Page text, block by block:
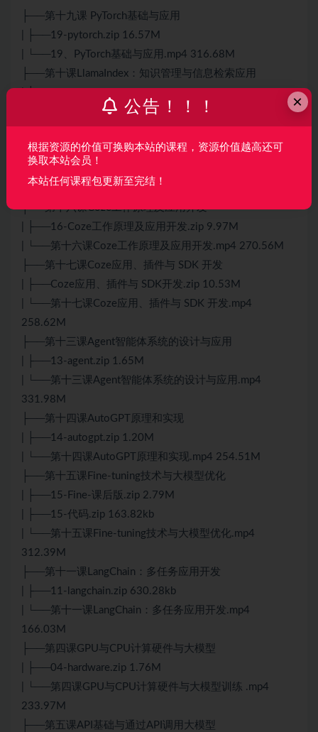
├──第十九课 PyTorch基础与应用
| ├──19-pytorch.zip 16.57M
| └──19、PyTorch基础与应用.mp4 316.68M
├──第十课LlamaIndex：知识管理与信息检索应用
| ├──10-llamaindex-02.zip 28.41M
区.pdf 391.17kb
202.80M
├──第十六课Coze工作原理及应用开发
| ├──16-Coze工作原理及应用开发.zip 9.97M
| └──第十六课Coze工作原理及应用开发.mp4 270.56M
├──第十七课Coze应用、插件与 SDK 开发
| ├──Coze应用、插件与 SDK开发.zip 10.53M
| └──第十七课Coze应用、插件与 SDK 开发.mp4
258.62M
├──第十三课Agent智能体系统的设计与应用
| ├──13-agent.zip 1.65M
| └──第十三课Agent智能体系统的设计与应用.mp4
331.98M
├──第十四课AutoGPT原理和实现
| ├──14-autogpt.zip 1.20M
| └──第十四课AutoGPT原理和实现.mp4 254.51M
├──第十五课Fine-tuning技术与大模型优化
| ├──15-Fine-课后版.zip 2.79M
| ├──15-代码.zip 163.82kb
| └──第十五课Fine-tuning技术与大模型优化.mp4
312.39M
├──第十一课LangChain：多任务应用开发
| ├──11-langchain.zip 630.28kb
| └──第十一课LangChain：多任务应用开发.mp4
166.03M
├──第四课GPU与CPU计算硬件与大模型
| ├──04-hardware.zip 1.76M
| └──第四课GPU与CPU计算硬件与大模型训练 .mp4
233.97M
├──第五课API基础与通过API调用大模型
×
公告！！！
根据资源的价值可换购本站的课程，资源价值越高还可
换取本站会员！
本站任何课程包更新至完结！